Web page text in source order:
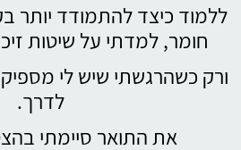
ללמוד כיצד להתמודד יותר
חומר, למדתי על שיטות
ורק כשהרגשתי שיש לי
לדרך.
את התואר סיימתי